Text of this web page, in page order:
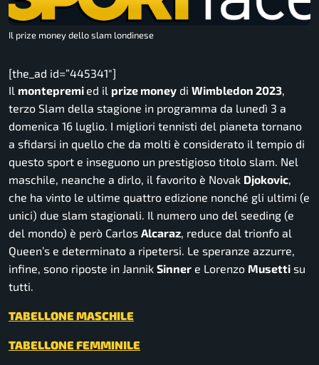
Il prize money dello slam londinese
[the_ad id=”445341″]
Il montepremied il prize money di Wimbledon 2023
terzo Slam della stagione in programma da lunedì 3 a
domenica 16 luglio. I migliori tennisti del pianeta tornano
a sfidarsi in quello che da molti è considerato il tempio di
questo sport e inseguono un prestigioso titolo slam. Nel
maschile, neanche a dirlo, il favorito è Novak Djokovic
che ha vinto le ultime quattro edizione nonché gli ultimi (e
unici) due slam stagionali. Il numero uno del seeding (e
del mondo) è però Carlos Alcaraz , reduce dal trionfo al
Queen’s e determinato a ripetersi. Le speranze azzurre,
infine, sono riposte in Jannik Sinner e Lorenzo Musetti su
tutti.
TABELLONE MASCHILE
TABELLONE FEMMINILE